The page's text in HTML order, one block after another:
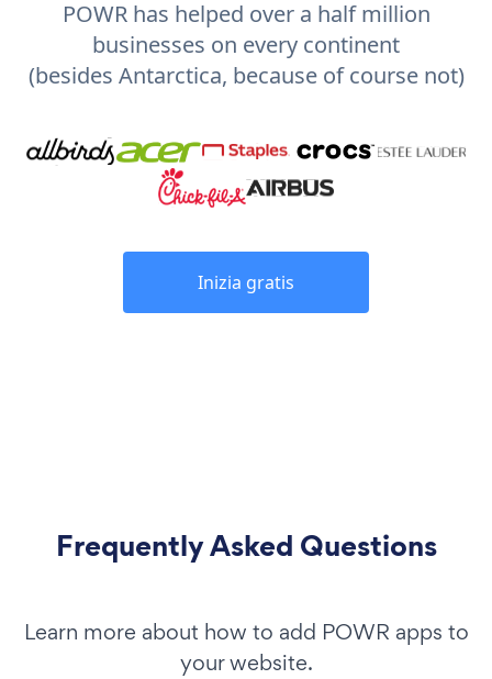
POWR has helped over a half million
businesses on every continent
(besides Antarctica, because of course not)
Inizia gratis
Frequently Asked Questions
Learn more about how to add POWR apps to
your website.